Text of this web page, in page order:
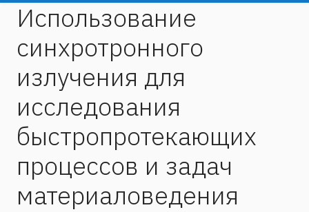
Использование
синхротронного
излучения для
исследования
быстропротекающих
процессов и задач
материаловедения